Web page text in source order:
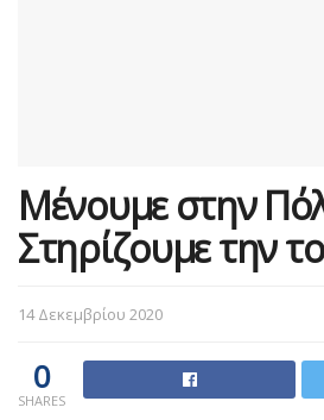
Μένουμε στην
Στηρίζουμε την
14 Δεκεμβρίου 2020
0
SHARES